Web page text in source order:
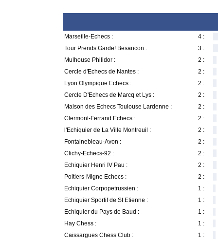
Marseille-Echecs :
4 :
Tour Prends Garde! Besancon :
3 :
Mulhouse Philidor :
2 :
Cercle d'Echecs de Nantes :
2 :
Lyon Olympique Echecs :
2 :
Cercle D'Echecs de Marcq et Lys :
2 :
Maison des Echecs Toulouse Lardenne :
2 :
Clermont-Ferrand Echecs :
2 :
l'Echiquier de La Ville Montreuil :
2 :
Fontainebleau-Avon :
2 :
Clichy-Echecs-92 :
2 :
Echiquier Henri IV Pau :
2 :
Poitiers-Migne Echecs :
2 :
Echiquier Corpopetrussien :
1 :
Echiquier Sportif de St Etienne :
1 :
Echiquier du Pays de Baud :
1 :
Hay Chess :
1 :
Caissargues Chess Club :
1 :